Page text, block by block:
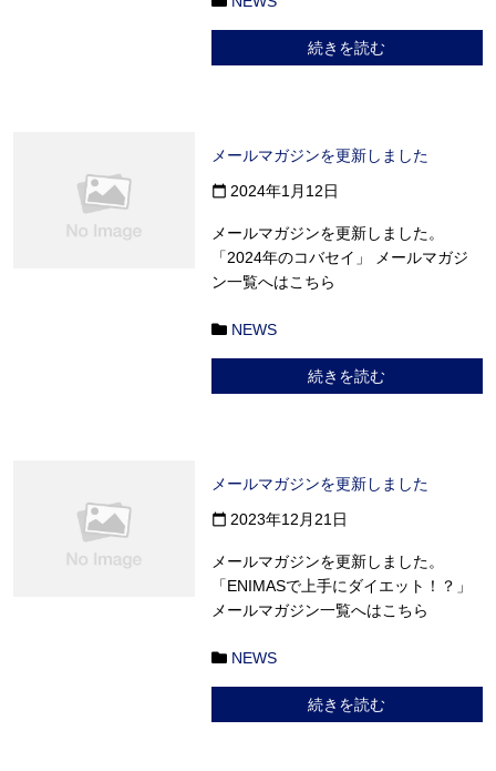
続きを読む
メールマガジンを更新しました
calendar_today 2024年1月12日
メールマガジンを更新しました。
「2024年のコバセイ」 メールマガジ
ン一覧へはこちら
NEWS
続きを読む
メールマガジンを更新しました
calendar_today 2023年12月21日
メールマガジンを更新しました。
「ENIMASで上手にダイエット！？」
メールマガジン一覧へはこちら
NEWS
続きを読む